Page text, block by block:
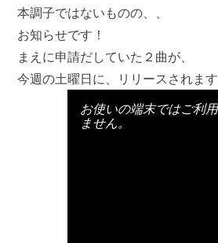
本調子ではないものの、、
お知らせです！
まえに申請だしていた２曲が、
今週の土曜日に、リリースされます